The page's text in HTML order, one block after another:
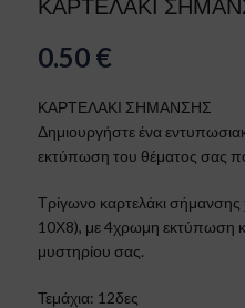
ΚΑΡΤΕΛΑΚΙ
0.50 €
ΚΑΡΤΕΛΑΚΙ ΣΗΜΑΝΣΗΣ
Δημιουργήστε ένα
εκτύπωση του θέματος σας
Τρίγωνο καρτελάκι
10Χ8), με 4χρωμη εκτύπωση
μυστηρίου σας.
Τεμάχια: 12δες